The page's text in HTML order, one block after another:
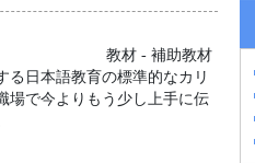
教材 - 補助教材
る日本語教育の標準的なカリ
場で今よりもう少し上手に伝